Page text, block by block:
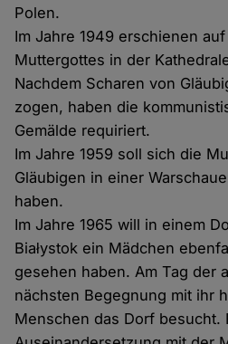
Polen.
Im Jahre 1949 erschienen
Muttergottes in der
Nachdem Scharen von
zogen, haben die
Gemälde requiriert.
Im Jahre 1959 soll sich die
Gläubigen in einer
haben.
Im Jahre 1965 will in einem
Białystok ein Mädchen
gesehen haben. Am Tag der
nächsten Begegnung mit ihr
Menschen das Dorf besucht.